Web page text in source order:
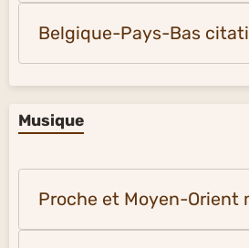
Belgique-Pays-Bas
Musique
Proche et Moyen-Orient